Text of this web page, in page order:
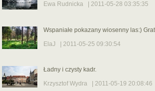
Ewa Rudnicka | 2011-05-28 03:35:35
Wspaniałe pokazany wiosenny las:)
ElaJ | 2011-05-25 09:30:54
Ładny i czysty kadr.
Krzysztof Wydra | 2011-05-19 20:08:46